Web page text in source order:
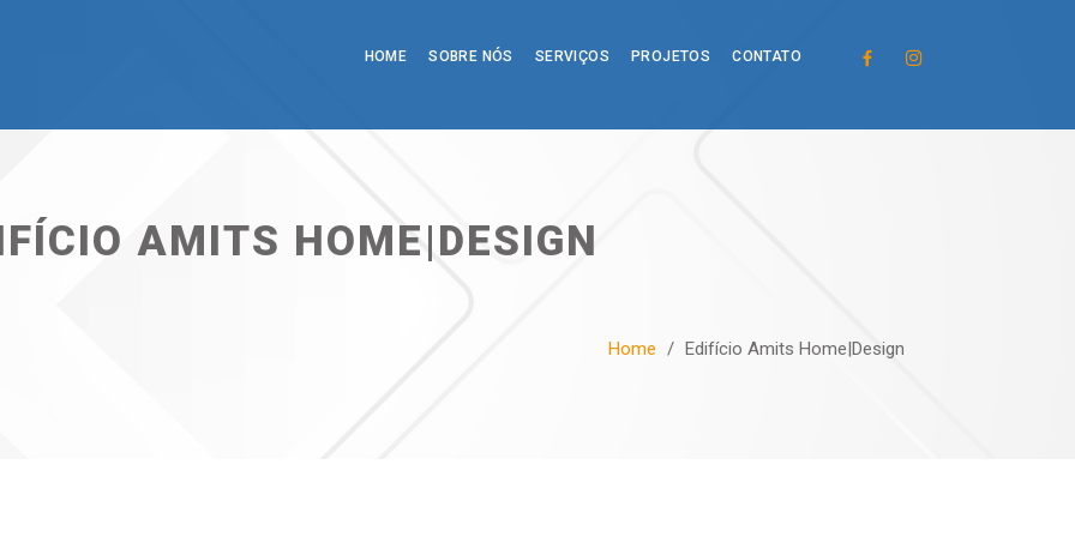
HOME SOBRE NÓS SERVIÇOS PROJETOS CONTATO
AMITS HOME|DESIGN
Home / Edifício Amits Home|Design